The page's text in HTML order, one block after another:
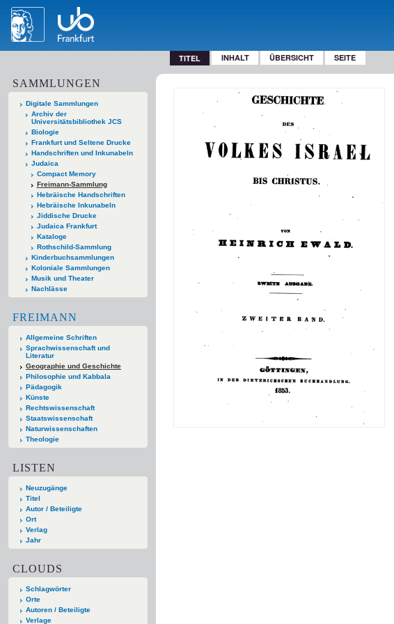
TITEL INHALT ÜBERSICHT SEITE
SAMMLUNGEN
Digitale Sammlungen
Archiv der
Universitätsbibliothek JCS
Biologie
Frankfurt und Seltene Drucke
Handschriften und Inkunabeln
Judaica
Compact Memory
Freimann-Sammlung
Hebräische Handschriften
Hebräische Inkunabeln
Jiddische Drucke
Judaica Frankfurt
Kataloge
Rothschild-Sammlung
Kinderbuchsammlungen
Koloniale Sammlungen
Musik und Theater
Nachlässe
FREIMANN
Allgemeine Schriften
Sprachwissenschaft und
Literatur
Geographie und Geschichte
Philosophie und Kabbala
Pädagogik
Künste
Rechtswissenschaft
Staatswissenschaft
Naturwissenschaften
Theologie
LISTEN
Neuzugänge
Titel
Autor / Beteiligte
Ort
Verlag
Jahr
CLOUDS
Schlagwörter
Orte
Autoren / Beteiligte
Verlage